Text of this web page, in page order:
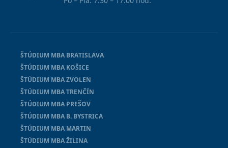
ŠTÚDIUM MBA BRATISLAVA
ŠTÚDIUM MBA KOŠICE
ŠTÚDIUM MBA ZVOLEN
ŠTÚDIUM MBA TRENČÍN
ŠTÚDIUM MBA PREŠOV
ŠTÚDIUM MBA B. BYSTRICA
ŠTÚDIUM MBA MARTIN
ŠTÚDIUM MBA ŽILINA